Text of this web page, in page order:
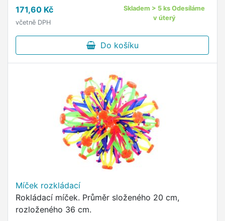
171,60 Kč
včetně DPH
Skladem > 5 ks Odesíláme
v úterý
Do košíku
Míček rozkládací
Rokládací míček. Průměr složeného 20 cm,
rozloženého 36 cm.